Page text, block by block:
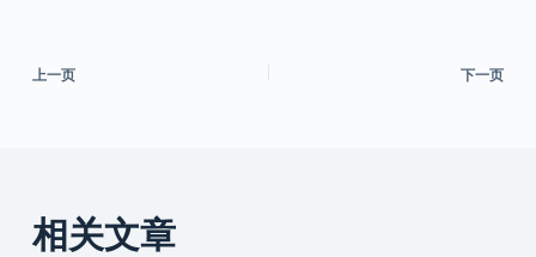
上一页 下一页
相关文章